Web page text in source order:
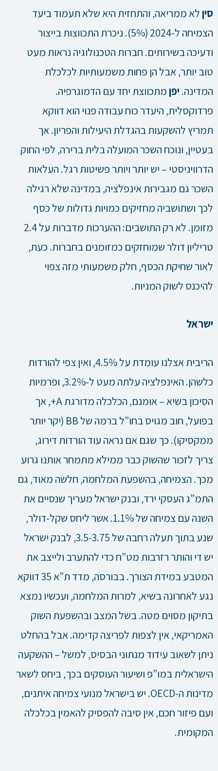
סיןלא ממריאה, והתחזית היא שלא תעמוד ביעד
הצמיחה ל-2024 (5%). ניכרת התכווצות בייצור
ודעיכה בשירותים. חברות הטכנולוגיה נראות מעט
טוב יותר, אבל הן פחות משמעותיות לכלכלת
המדינה. יפןמתכווצת יחד עם הדמוגרפיה.
פרדוקסלית, היעדר כוח עבודה פנוי הוא דווקא
תמריץ להשקעות בהגדלת היעילות והפריון. אך
בעטיין, ונוכח השכר המועלה בלית ברירה, לפי החוק
הדרוויניסטי – יש יותר ויותר פשיטות רגל. העלאות
השכר גם מגבירות אינפלציה, במדינה שלא רגילה
לכך ושתושביה מחזיקים כמויות גדולות של כסף
מזומן. לא רק התושבים: ההערכות מדברות על 2.4
טריליון דולר שמוחזקים כמזומנים בחברות. כעת,
לאור שחיקת הכסף, חלק משמעותי מזה צפוי
להיכנס לשוק המניות.
ישראל
הריבית אצלנו עומדת על 4.5%, ואין צפי להורדות
כלשהן. האינפלציה עלתה מעט ל-3.2%, ופרמיות
הסיכון בשיא – אומנם, הכלכלה מדורגת A+, אך
בפועל, חוב מגויס בחו”ל ברמה של BB (יקר יותר
ממקסיקו). כך שגם אם נראה עוד הורדות דירוג,
צריך לזכור שהשוק כבר ממילא מתמחר אותנו גרוע
מכך. הצמיחה, בהשפעת המלחמה, חלשה מאוד, גם
התמ”ג העסקי ירד, ובנק ישראל מעריך שנסיים את
השנה עם צמיחה של 1.1%. אשר ליחס שקל-דולר,
שנע בתוך תעלה רחבה של 3.5-3.75, לבנק ישראל
יש די והותר רזרבות מט”ח כדי להתערב ולייצב את
המטבע במידת הצורך. בבורסה, מדד ת”א 35 דווקא
נגע לאחרונה בשיא, למרות המלחמה, ועכשיו נמצא
בתיקון מסוים מטה. בשל המצב ובהשפעת השוק
האמריקאי, אין לצפות לפריצה קדימה. אבל בהחלט
ניתן לשאוב עידוד מנתוני הבסיס, למשל – ההשקעה
הישראלית במו”פ ושיעור העוסקים בכך, ביחס לשאר
מדינות ה-OECD. יש בישראל מנועי צמיחה איתנים,
ועם פיזור חכם, אין סיבה להפסיק להאמין בכלכלה
המקומית.